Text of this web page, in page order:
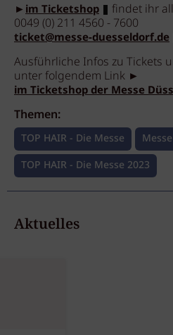
►im Ticketshop
findet ihr
0049 (0) 211 4560 - 7600
ticket@messe-duesseldorf.de
Ausführliche Infos zu Tickets
unter folgendem Link ►
im Ticketshop der Messe
Themen:
TOP HAIR - Die Messe Messe
TOP HAIR - Die Messe 2023
Aktuelles